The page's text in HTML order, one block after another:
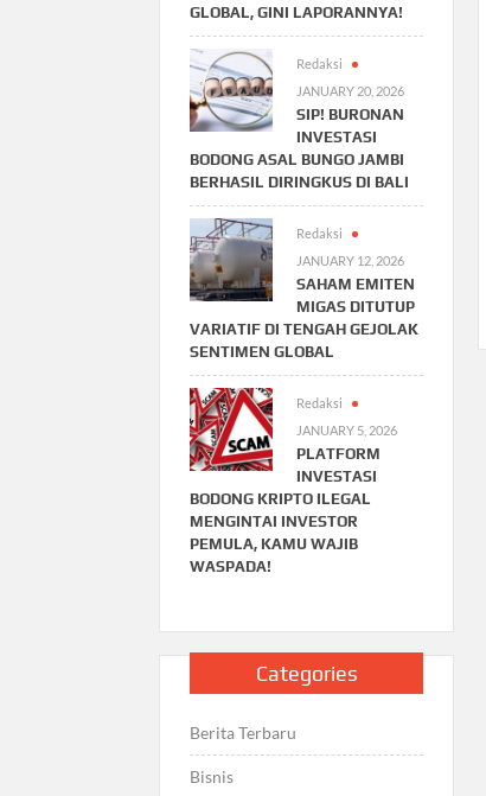
GLOBAL, GINI LAPORANNYA!
Redaksi
JANUARY 20, 2026
SIP! BURONAN
INVESTASI
BODONG ASAL BUNGO JAMBI
BERHASIL DIRINGKUS DI BALI
Redaksi
JANUARY 12, 2026
SAHAM EMITEN
MIGAS DITUTUP
VARIATIF DI TENGAH GEJOLAK
SENTIMEN GLOBAL
Redaksi
JANUARY 5, 2026
PLATFORM
INVESTASI
BODONG KRIPTO ILEGAL
MENGINTAI INVESTOR
PEMULA, KAMU WAJIB
WASPADA!
Categories
Berita Terbaru
Bisnis